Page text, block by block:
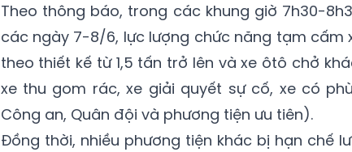
Theo thông báo, trong các khung giờ 7h30-
các ngày 7-8/6, lực lượng chức năng tạm cấm
theo thiết kế từ 1,5 tấn trở lên và xe ôtô chở
xe thu gom rác, xe giải quyết sự cố, xe có
Công an, Quân đội và phương tiện ưu tiên).
Đồng thời, nhiều phương tiện khác bị hạn chế